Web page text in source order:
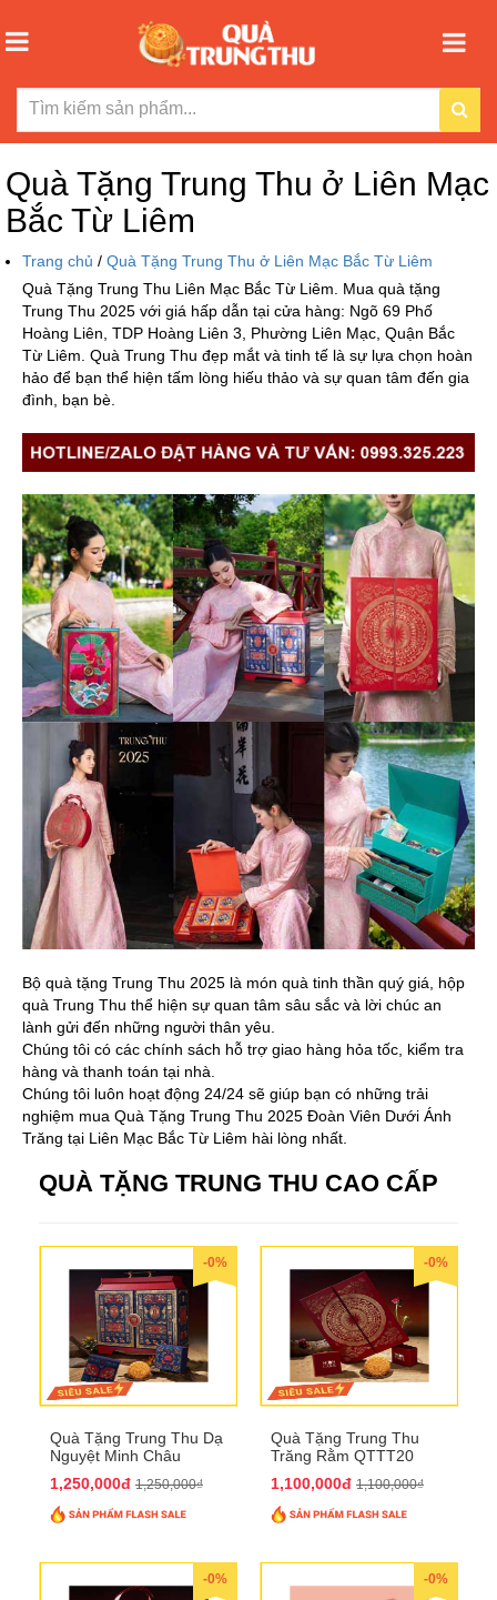
Quà Tặng Trung Thu ở Liên Mạc
Bắc Từ Liêm
Trang chủ / Quà Tặng Trung Thu ở Liên Mạc Bắc Từ Liêm
Quà Tặng Trung Thu Liên Mạc Bắc Từ Liêm. Mua quà tặng
Trung Thu 2025 với giá hấp dẫn tại cửa hàng: Ngõ 69 Phố
Hoàng Liên, TDP Hoàng Liên 3, Phường Liên Mạc, Quận Bắc
Từ Liêm. Quà Trung Thu đẹp mắt và tinh tế là sự lựa chọn hoàn
hảo để bạn thể hiện tấm lòng hiếu thảo và sự quan tâm đến gia
đình, bạn bè.
Bộ quà tặng Trung Thu 2025 là món quà tinh thần quý giá, hộp
quà Trung Thu thể hiện sự quan tâm sâu sắc và lời chúc an
lành gửi đến những người thân yêu.
Chúng tôi có các chính sách hỗ trợ giao hàng hỏa tốc, kiểm tra
hàng và thanh toán tại nhà.
Chúng tôi luôn hoạt động 24/24 sẽ giúp bạn có những trải
nghiệm mua Quà Tặng Trung Thu 2025 Đoàn Viên Dưới Ánh
Trăng tại Liên Mạc Bắc Từ Liêm hài lòng nhất.
QUÀ TẶNG TRUNG THU CAO CẤP
-0%
Quà Tặng Trung Thu Dạ
Nguyệt Minh Châu
1,250,000đ 1,250,000₫
-0%
Quà Tặng Trung Thu
Trăng Rằm QTTT20
1,100,000đ 1,100,000₫
-0% -0%